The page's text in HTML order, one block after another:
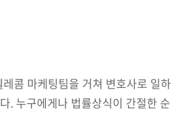
콤 마케팅팀을 거쳐 변호사로 일하
. 누구에게나 법률상식이 간절한 순